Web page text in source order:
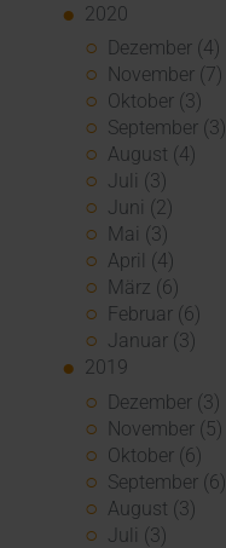
2020
Dezember (4)
November (7)
Oktober (3)
September (3)
August (4)
Juli (3)
Juni (2)
Mai (3)
April (4)
März (6)
Februar (6)
Januar (3)
2019
Dezember (3)
November (5)
Oktober (6)
September (6)
August (3)
Juli (3)